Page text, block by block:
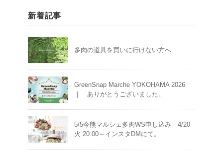
新着記事
多肉の道具を買いに行けない方へ
GreenSnap Marche YOKOHAMA 2026
｜ ありがとうございました。
5/5今熊マルシェ多肉WS申し込み 4/20
火 20:00～インスタDMにて。